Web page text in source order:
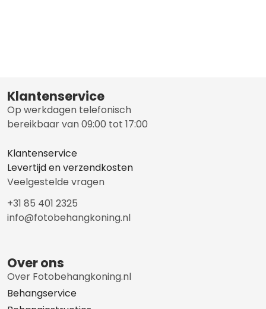
Klantenservice
Op werkdagen telefonisch
bereikbaar van 09:00 tot 17:00
Klantenservice
Levertijd en verzendkosten
Veelgestelde vragen
+31 85 401 2325
info@fotobehangkoning.nl
Over ons
Over Fotobehangkoning.nl
Behangservice